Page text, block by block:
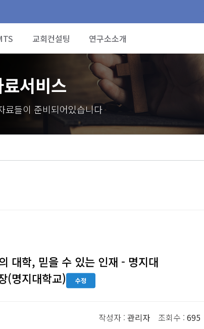
교회컨설팅 연구소소개
서비스
료들이 준비되어있습니다
대학, 믿을 수 있는 인재 - 명지대
(명지대학교)
수정
작성자 : 관리자 조회수 : 695